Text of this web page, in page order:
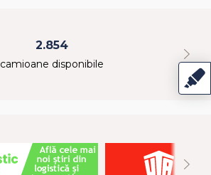
2.854
camioane disponibile